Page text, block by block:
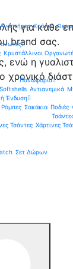
Αναπτήρες Κούπες
Κρυστάλλινοι
Πανωφόρια
Softshells Αντιανεμικά
Ένδυση
Ρόμπες Σακάκια Ποδιές
Τσάντες Χάρτινες
Σετ Δώρων
για κάθε
brand σας.
η
χρονικό